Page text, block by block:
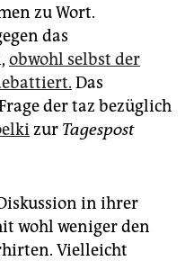
zu Wort.
das
obwohl selbst der
Das
der taz bezüglich
zur Tagespost
in ihrer
wohl weniger den
Vielleicht